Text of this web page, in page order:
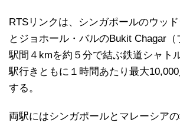
RTSリンクは、シンガポールのウッ
とジョホール・バルのBukit Chagar（
駅間４kmを約５分で結ぶ鉄道シャト
駅行きともに１時間あたり最大
する。
両駅にはシンガポールとマレーシア